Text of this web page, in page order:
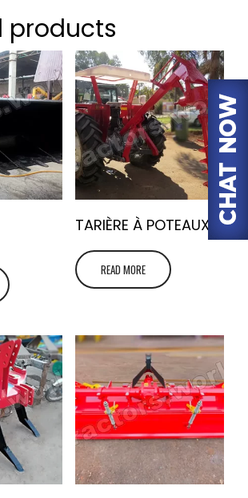
products
TARIÈRE À POTEAUX
READ MORE